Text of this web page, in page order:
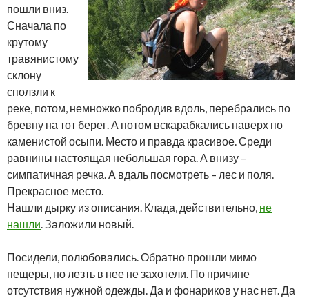
пошли вниз.
Сначала по
крутому
травянистому
склону
сползли к
реке, потом, немножко побродив вдоль, перебрались по
бревну на тот берег. А потом вскарабкались наверх по
каменистой осыпи. Место и правда красивое. Среди
равнины настоящая небольшая гора. А внизу –
симпатичная речка. А вдаль посмотреть – лес и поля.
Прекрасное место.
Нашли дырку из описания. Клада, действительно, не
нашли. Заложили новый.
Посидели, полюбовались. Обратно прошли мимо
пещеры, но лезть в нее не захотели. По причине
отсутствия нужной одежды. Да и фонариков у нас нет. Да